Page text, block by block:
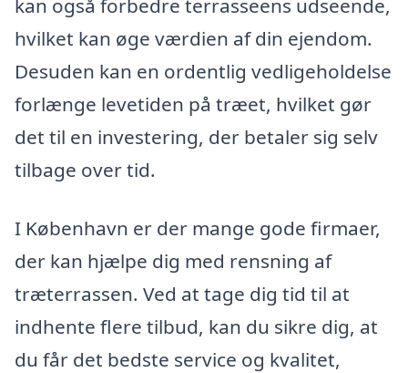
kan også forbedre terrasseens udseende,
hvilket kan øge værdien af din ejendom.
Desuden kan en ordentlig vedligeholdelse
forlænge levetiden på træet, hvilket gør
det til en investering, der betaler sig selv
tilbage over tid.
I København er der mange gode firmaer,
der kan hjælpe dig med rensning af
træterrassen. Ved at tage dig tid til at
indhente flere tilbud, kan du sikre dig, at
du får det bedste service og kvalitet,